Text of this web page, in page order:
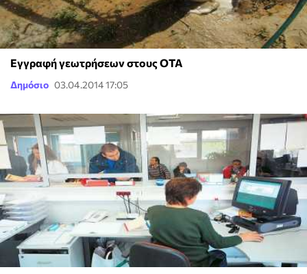
Εγγραφή γεωτρήσεων στους ΟΤΑ
Δημόσιο 03.04.2014 17:05